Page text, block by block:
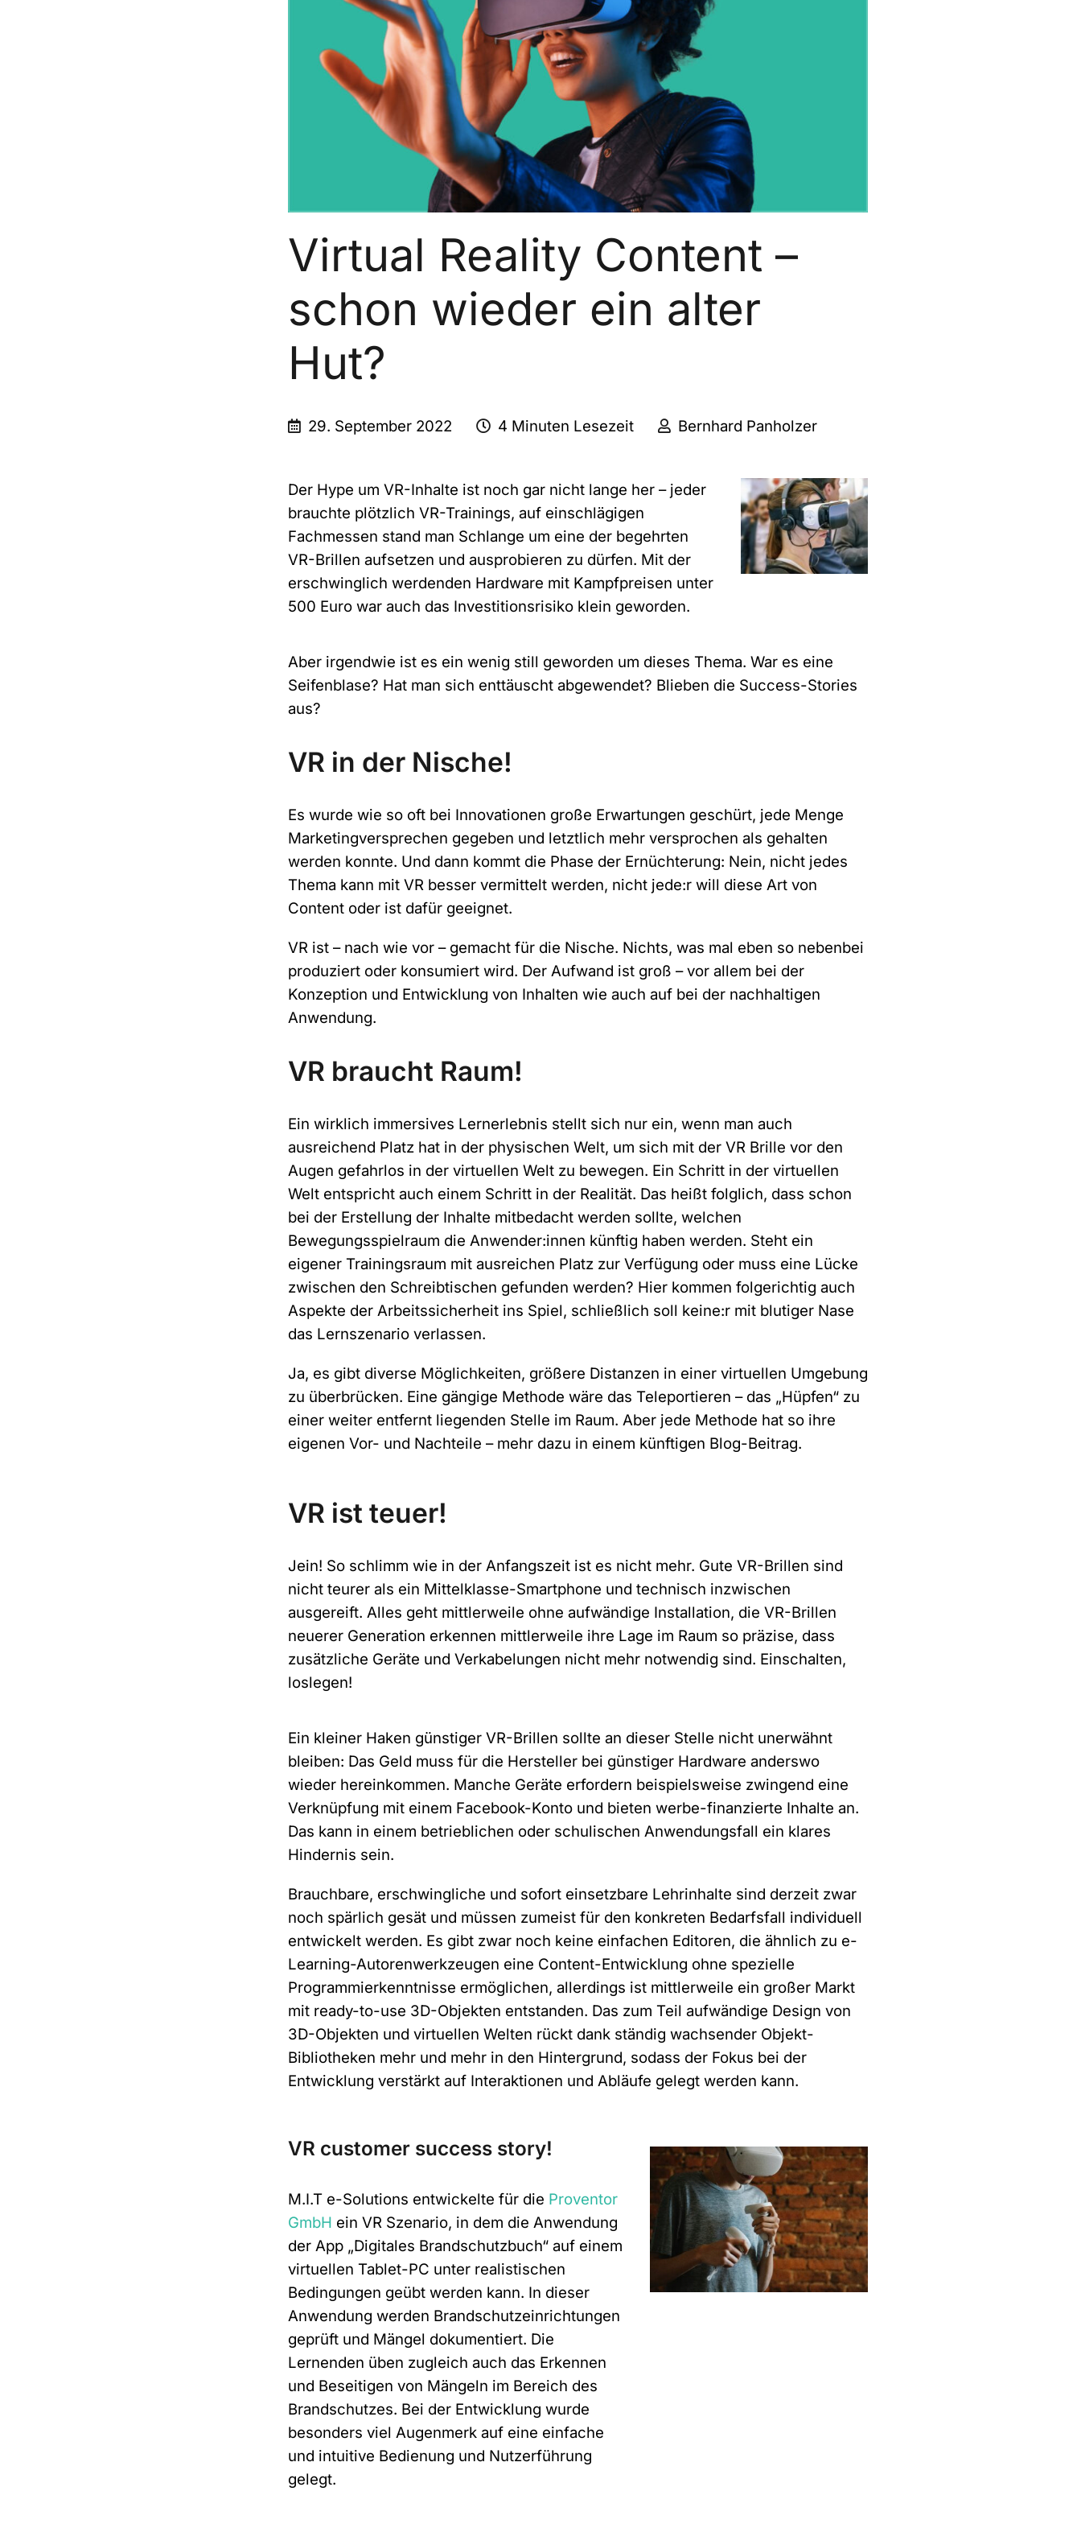
Virtual Reality Content –
schon wieder ein alter
Hut?
29. September 2022 4 Minuten Lesezeit Bernhard Panholzer
Der Hype um VR-Inhalte ist noch gar nicht lange her – jeder
brauchte plötzlich VR-Trainings, auf einschlägigen
Fachmessen stand man Schlange um eine der begehrten
VR-Brillen aufsetzen und ausprobieren zu dürfen. Mit der
erschwinglich werdenden Hardware mit Kampfpreisen unter
500 Euro war auch das Investitionsrisiko klein geworden.
Aber irgendwie ist es ein wenig still geworden um dieses Thema. War es eine
Seifenblase? Hat man sich enttäuscht abgewendet? Blieben die Success-Stories
aus?
VR in der Nische!
Es wurde wie so oft bei Innovationen große Erwartungen geschürt, jede Menge
Marketingversprechen gegeben und letztlich mehr versprochen als gehalten
werden konnte. Und dann kommt die Phase der Ernüchterung: Nein, nicht jedes
Thema kann mit VR besser vermittelt werden, nicht jede:r will diese Art von
Content oder ist dafür geeignet.
VR ist – nach wie vor – gemacht für die Nische. Nichts, was mal eben so nebenbei
produziert oder konsumiert wird. Der Aufwand ist groß – vor allem bei der
Konzeption und Entwicklung von Inhalten wie auch auf bei der nachhaltigen
Anwendung.
VR braucht Raum!
Ein wirklich immersives Lernerlebnis stellt sich nur ein, wenn man auch
ausreichend Platz hat in der physischen Welt, um sich mit der VR Brille vor den
Augen gefahrlos in der virtuellen Welt zu bewegen. Ein Schritt in der virtuellen
Welt entspricht auch einem Schritt in der Realität. Das heißt folglich, dass schon
bei der Erstellung der Inhalte mitbedacht werden sollte, welchen
Bewegungsspielraum die Anwender:innen künftig haben werden. Steht ein
eigener Trainingsraum mit ausreichen Platz zur Verfügung oder muss eine Lücke
zwischen den Schreibtischen gefunden werden? Hier kommen folgerichtig auch
Aspekte der Arbeitssicherheit ins Spiel, schließlich soll keine:r mit blutiger Nase
das Lernszenario verlassen.
Ja, es gibt diverse Möglichkeiten, größere Distanzen in einer virtuellen Umgebung
zu überbrücken. Eine gängige Methode wäre das Teleportieren – das „Hüpfen“ zu
einer weiter entfernt liegenden Stelle im Raum. Aber jede Methode hat so ihre
eigenen Vor- und Nachteile – mehr dazu in einem künftigen Blog-Beitrag.
VR ist teuer!
Jein! So schlimm wie in der Anfangszeit ist es nicht mehr. Gute VR-Brillen sind
nicht teurer als ein Mittelklasse-Smartphone und technisch inzwischen
ausgereift. Alles geht mittlerweile ohne aufwändige Installation, die VR-Brillen
neuerer Generation erkennen mittlerweile ihre Lage im Raum so präzise, dass
zusätzliche Geräte und Verkabelungen nicht mehr notwendig sind. Einschalten,
loslegen!
Ein kleiner Haken günstiger VR-Brillen sollte an dieser Stelle nicht unerwähnt
bleiben: Das Geld muss für die Hersteller bei günstiger Hardware anderswo
wieder hereinkommen. Manche Geräte erfordern beispielsweise zwingend eine
Verknüpfung mit einem Facebook-Konto und bieten werbe-finanzierte Inhalte an.
Das kann in einem betrieblichen oder schulischen Anwendungsfall ein klares
Hindernis sein.
Brauchbare, erschwingliche und sofort einsetzbare Lehrinhalte sind derzeit zwar
noch spärlich gesät und müssen zumeist für den konkreten Bedarfsfall individuell
entwickelt werden. Es gibt zwar noch keine einfachen Editoren, die ähnlich zu e-
Learning-Autorenwerkzeugen eine Content-Entwicklung ohne spezielle
Programmierkenntnisse ermöglichen, allerdings ist mittlerweile ein großer Markt
mit ready-to-use 3D-Objekten entstanden. Das zum Teil aufwändige Design von
3D-Objekten und virtuellen Welten rückt dank ständig wachsender Objekt-
Bibliotheken mehr und mehr in den Hintergrund, sodass der Fokus bei der
Entwicklung verstärkt auf Interaktionen und Abläufe gelegt werden kann.
VR customer success story!
M.I.T e-Solutions entwickelte für die Proventor
GmbH ein VR Szenario, in dem die Anwendung
der App „Digitales Brandschutzbuch“ auf einem
virtuellen Tablet-PC unter realistischen
Bedingungen geübt werden kann. In dieser
Anwendung werden Brandschutzeinrichtungen
geprüft und Mängel dokumentiert. Die
Lernenden üben zugleich auch das Erkennen
und Beseitigen von Mängeln im Bereich des
Brandschutzes. Bei der Entwicklung wurde
besonders viel Augenmerk auf eine einfache
und intuitive Bedienung und Nutzerführung
gelegt.
Anrede*
Bitte auswählen
Vorname *
Nachname *
Unternehmen
E
M
a
i
-
A
r
*
D
a
t
e
n
s
c
h
t
z
D
a
t
e
h
u
t
Hiermit bestätige ich, dass die M.I.T e-Solutions GmbH
mir regelmäßig Informationen über das Produktportfolio
zusenden darf. Durch die Angabe meiner E-Mail
Sie können den Newsletter jederzeit über den Link in unserem Newsletter
abbestellen.
e
r
n
a
t
i
: